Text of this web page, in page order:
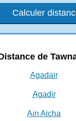
de
Agadair
Agadir
Ain Aicha